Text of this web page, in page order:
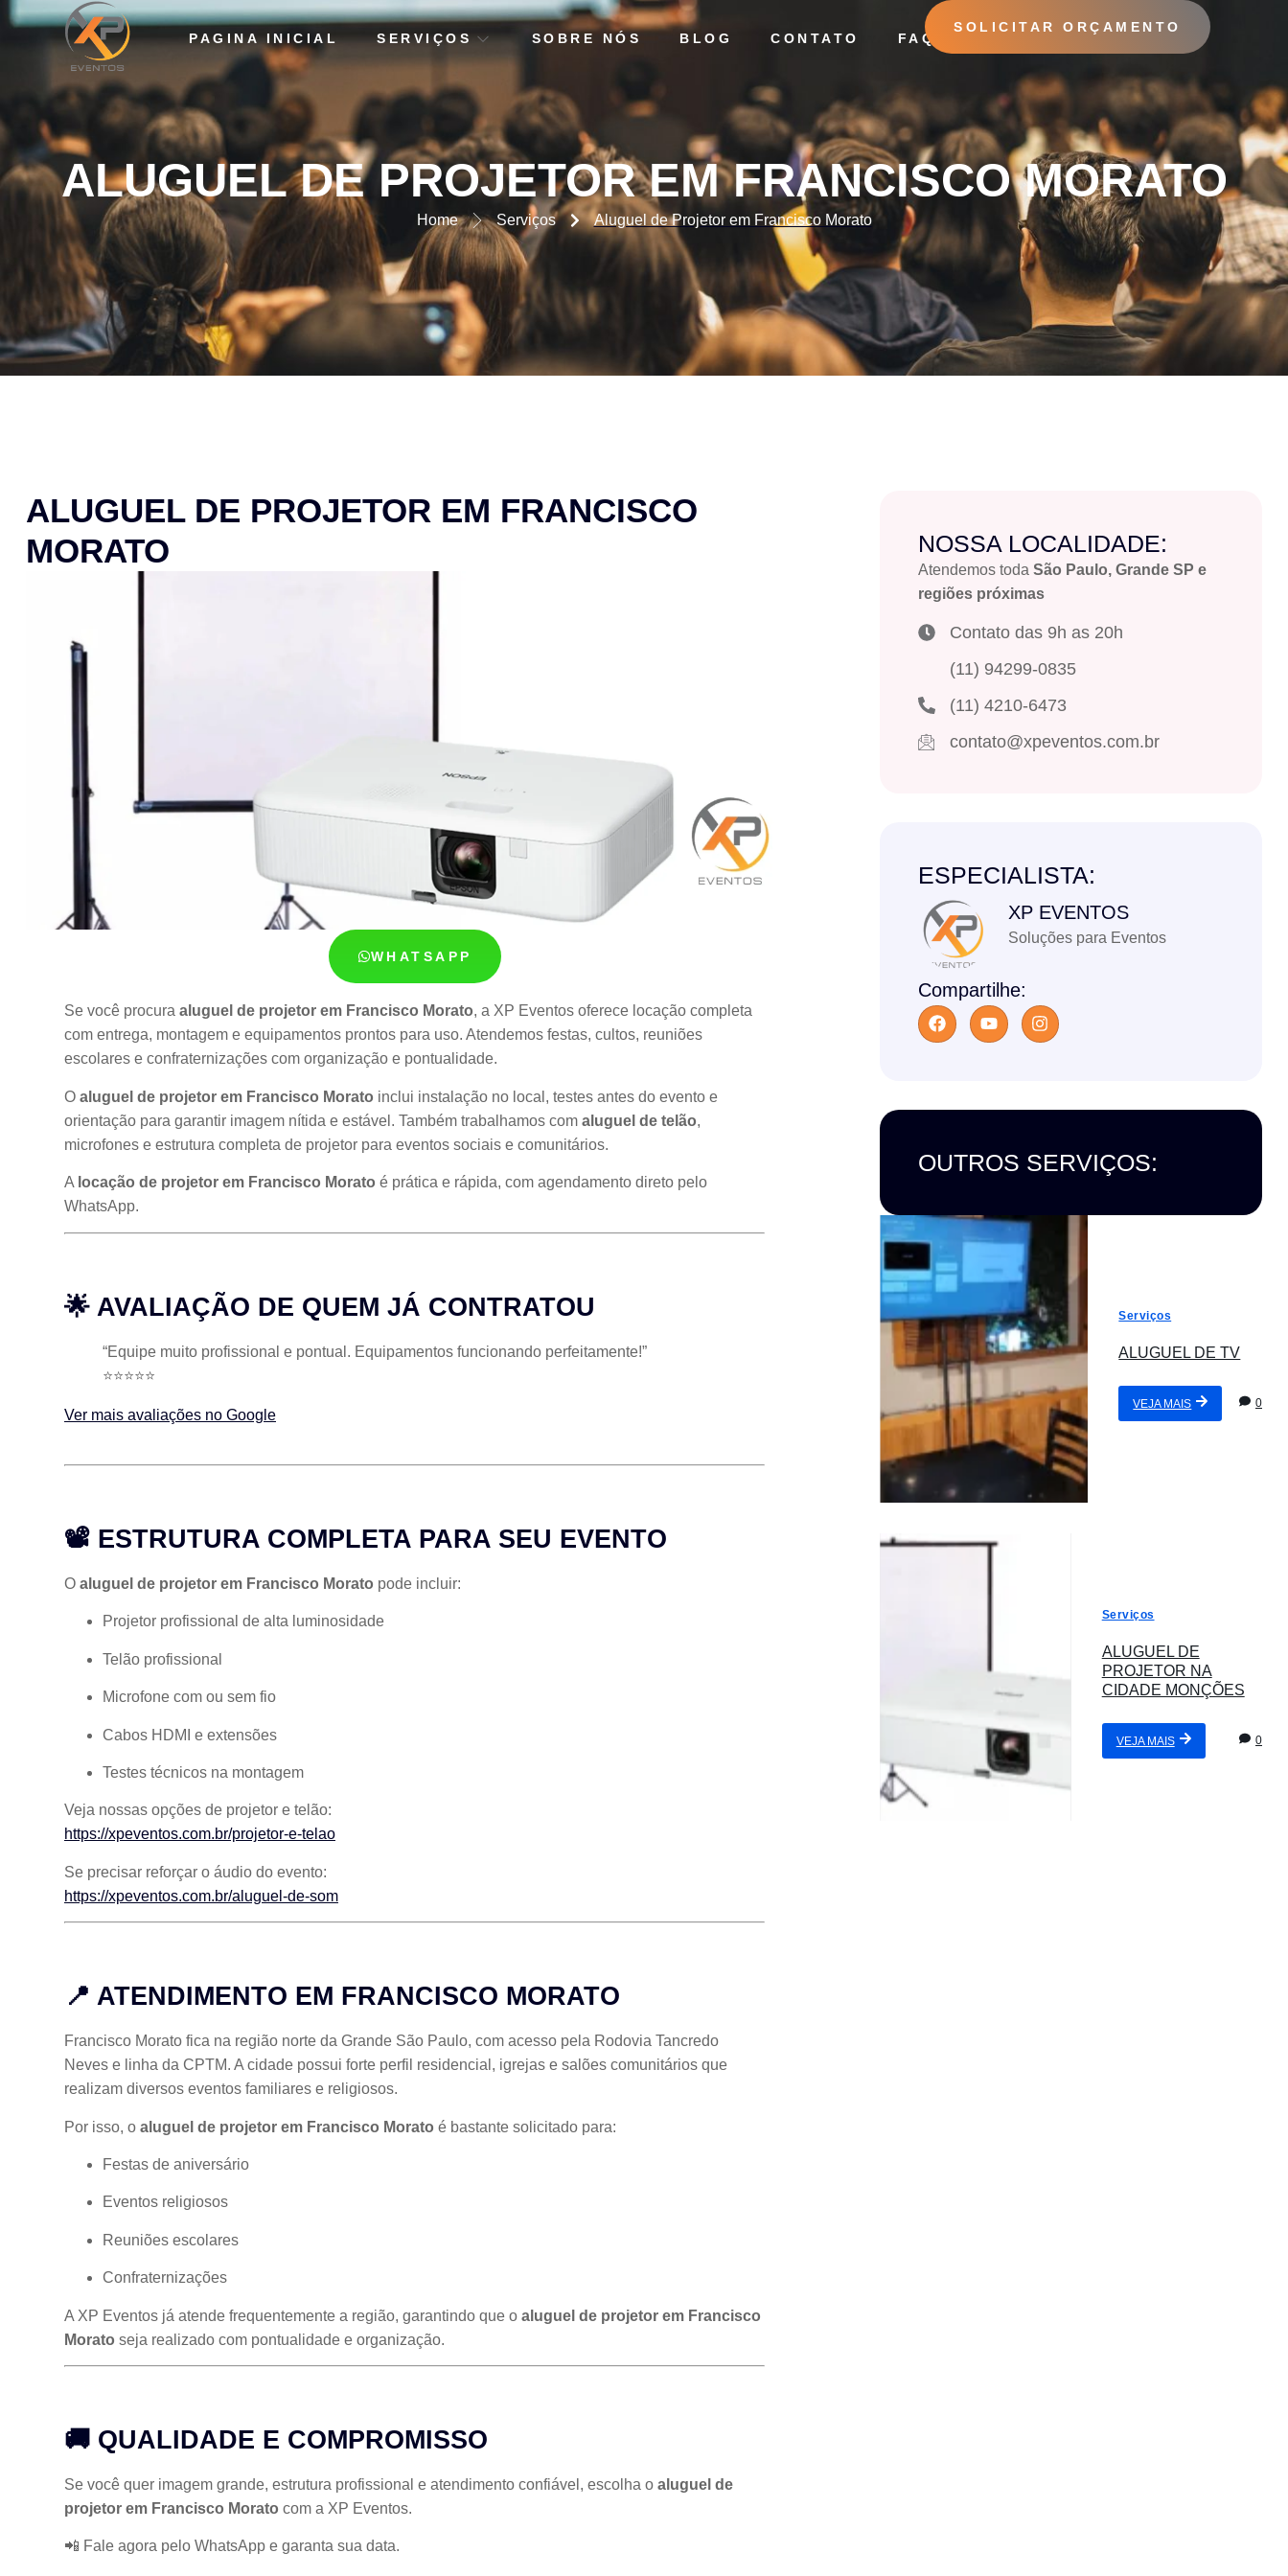
PAGINA INICIAL SERVIÇOS SOBRE NÓS BLOG CONTATO FAQ
SOLICITAR ORÇAMENTO
ALUGUEL DE PROJETOR EM FRANCISCO MORATO
ALUGUEL DE PROJETOR EM FRANCISCO MORATO
Home Serviços Aluguel de Projetor em Francisco Morato
ALUGUEL DE PROJETOR EM FRANCISCO
MORATO
WHATSAPP
Se você procura aluguel de projetor em Francisco Morato, a XP Eventos oferece locação completa
com entrega, montagem e equipamentos prontos para uso. Atendemos festas, cultos, reuniões
escolares e confraternizações com organização e pontualidade.
O aluguel de projetor em Francisco Morato inclui instalação no local, testes antes do evento e
orientação para garantir imagem nítida e estável. Também trabalhamos com aluguel de telão,
microfones e estrutura completa de projetor para eventos sociais e comunitários.
A locação de projetor em Francisco Morato é prática e rápida, com agendamento direto pelo
WhatsApp.
🌟 AVALIAÇÃO DE QUEM JÁ CONTRATOU
“Equipe muito profissional e pontual. Equipamentos funcionando perfeitamente!”
⭐⭐⭐⭐⭐
Ver mais avaliações no Google
📽 ESTRUTURA COMPLETA PARA SEU EVENTO
O aluguel de projetor em Francisco Morato pode incluir:
Projetor profissional de alta luminosidade
Telão profissional
Microfone com ou sem fio
Cabos HDMI e extensões
Testes técnicos na montagem
Veja nossas opções de projetor e telão:
https://xpeventos.com.br/projetor-e-telao
Se precisar reforçar o áudio do evento:
https://xpeventos.com.br/aluguel-de-som
📍 ATENDIMENTO EM FRANCISCO MORATO
Francisco Morato fica na região norte da Grande São Paulo, com acesso pela Rodovia Tancredo
Neves e linha da CPTM. A cidade possui forte perfil residencial, igrejas e salões comunitários que
realizam diversos eventos familiares e religiosos.
Por isso, o aluguel de projetor em Francisco Morato é bastante solicitado para:
Festas de aniversário
Eventos religiosos
Reuniões escolares
Confraternizações
A XP Eventos já atende frequentemente a região, garantindo que o aluguel de projetor em Francisco
Morato seja realizado com pontualidade e organização.
🚚 QUALIDADE E COMPROMISSO
Se você quer imagem grande, estrutura profissional e atendimento confiável, escolha o aluguel de
projetor em Francisco Morato com a XP Eventos.
📲 Fale agora pelo WhatsApp e garanta sua data.
NOSSA LOCALIDADE:
Atendemos todaSão Paulo, Grande SP e
regiões próximas
Contato das 9h as 20h
(11) 94299-0835
(11) 4210-6473
contato@xpeventos.com.br
ESPECIALISTA:
XP EVENTOS
Soluções para Eventos
Compartilhe:
OUTROS SERVIÇOS:
Serviços
ALUGUEL DE TV
VEJA MAIS 0
Serviços
ALUGUEL DE
PROJETOR NA
CIDADE MONÇÕES
VEJA MAIS 0